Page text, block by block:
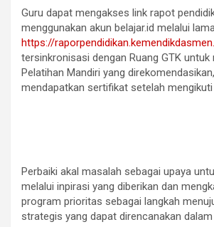
Guru dapat mengakses link rapot
menggunakan akun belajar.id melalui
https://
tersinkronisasi dengan Ruang GTK untuk
Pelatihan Mandiri yang
mendapatkan sertifikat setelah
Perbaiki akal masalah sebagai upaya
melalui inpirasi yang diberikan dan
program prioritas sebagai langkah
strategis yang dapat direncanakan dalam